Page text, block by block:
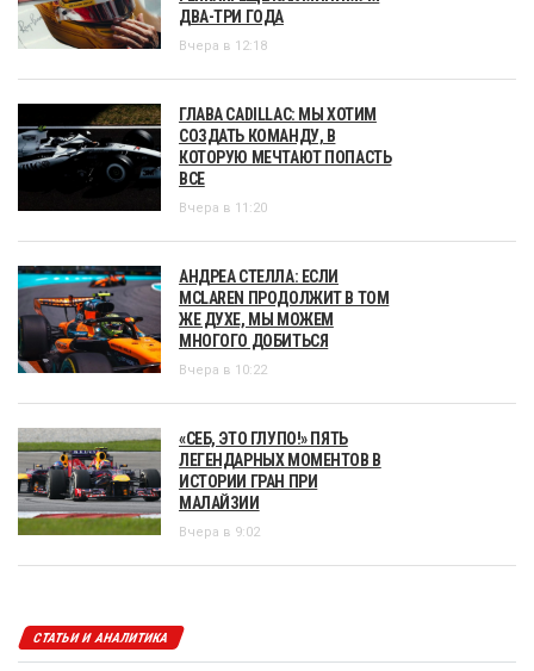
ДВА-ТРИ ГОДА
Вчера в 12:18
ГЛАВА CADILLAC: МЫ ХОТИМ
СОЗДАТЬ КОМАНДУ, В
КОТОРУЮ МЕЧТАЮТ ПОПАСТЬ
ВСЕ
Вчера в 11:20
АНДРЕА СТЕЛЛА: ЕСЛИ
MCLAREN ПРОДОЛЖИТ В ТОМ
ЖЕ ДУХЕ, МЫ МОЖЕМ
МНОГОГО ДОБИТЬСЯ
Вчера в 10:22
«СЕБ, ЭТО ГЛУПО!» ПЯТЬ
ЛЕГЕНДАРНЫХ МОМЕНТОВ В
ИСТОРИИ ГРАН ПРИ
МАЛАЙЗИИ
Вчера в 9:02
СТАТЬИ И АНАЛИТИКА